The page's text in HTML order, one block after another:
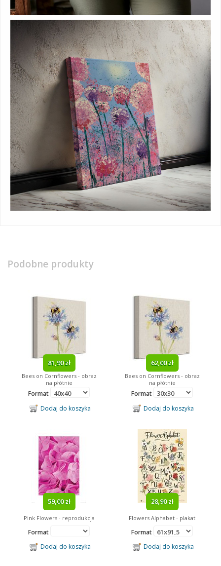
Podobne produkty
81,90 zł
Bees on Cornflowers - obraz
na płótnie
Format
Dodaj do koszyka
62,00 zł
Bees on Cornflowers - obraz
na płótnie
Format
Dodaj do koszyka
59,00 zł
Pink Flowers - reprodukcja
Format
Dodaj do koszyka
28,90 zł
Flowers Alphabet - plakat
Format
Dodaj do koszyka